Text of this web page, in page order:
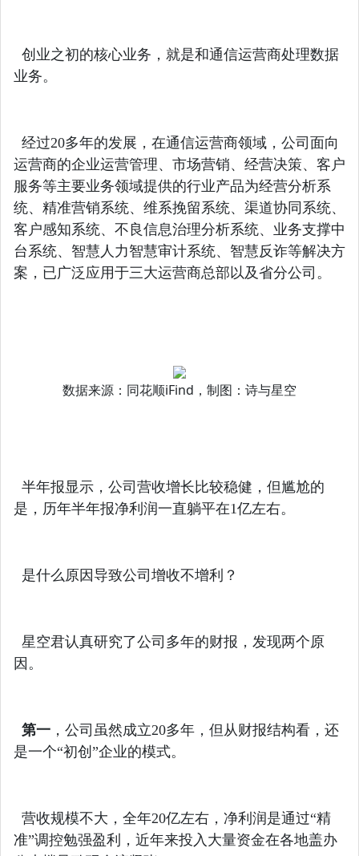
创业之初的核心业务，就是和通信运营商处理数据
业务。
经过20多年的发展，在通信运营商领域，公司面向
运营商的企业运营管理、市场营销、经营决策、客户
服务等主要业务领域提供的行业产品为经营分析系
统、精准营销系统、维系挽留系统、渠道协同系统、
客户感知系统、不良信息治理分析系统、业务支撑中
台系统、智慧人力智慧审计系统、智慧反诈等解决方
案，已广泛应用于三大运营商总部以及省分公司。
数据来源：同花顺iFind，制图：诗与星空
半年报显示，公司营收增长比较稳健，但尴尬的
是，历年半年报净利润一直躺平在1亿左右。
是什么原因导致公司增收不增利？
星空君认真研究了公司多年的财报，发现两个原
因。
第一 ，公司虽然成立20多年，但从财报结构看，还
是一个“初创”企业的模式。
营收规模不大，全年20亿左右，净利润是通过“精
准”调控勉强盈利，近年来投入大量资金在各地盖办